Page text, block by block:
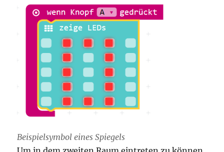
Beispielsymbol eines Spiegels